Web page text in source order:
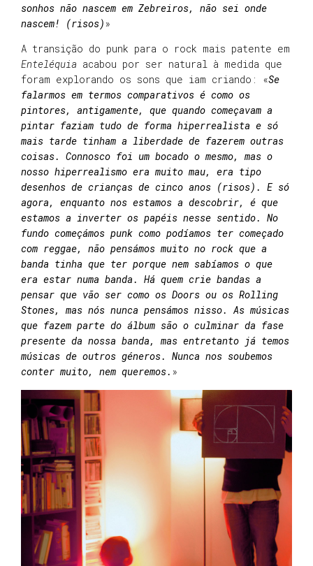
sonhos não nascem em Zebreiros, não sei onde
nascem! (risos) »
A transição do punk para o rock mais patente em
Enteléquia acabou por ser natural à medida que
foram explorando os sons que iam criando: «Se
falarmos em termos comparativos é como os
pintores, antigamente,
que quando começavam a
pintar faziam tudo de forma hiperrealista e só
mais tarde tinham a liberdade de fazerem outras
coisas. Connosco foi um bocado o mesmo, mas o
nosso hiperrealismo era muito mau, era tipo
desenhos de crianças de cinco anos (risos). E só
agora, enquanto nos estamos a descobrir, é que
estamos a inverter os papéis nesse sentido. No
fundo começámos punk como podíamos ter começado
com reggae, não pensámos muito no rock que a
banda tinha que ter porque nem sabíamos o que
era estar numa banda. Há quem crie bandas a
pensar que vão ser como os Doors ou os Rolling
Stones, mas nós nunca pensámos nisso. As músicas
que fazem parte do álbum são o culminar da fase
presente da nossa banda, mas entretanto já temos
músicas de outros géneros. Nunca nos soubemos
conter muito, nem queremos. »